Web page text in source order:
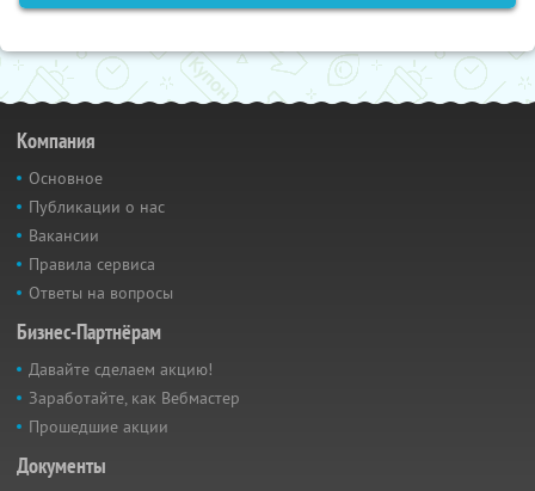
Компания
Основное
Публикации о нас
Вакансии
Правила сервиса
Ответы на вопросы
Бизнес-Партнёрам
Давайте сделаем акцию!
Заработайте, как Вебмастер
Прошедшие акции
Документы